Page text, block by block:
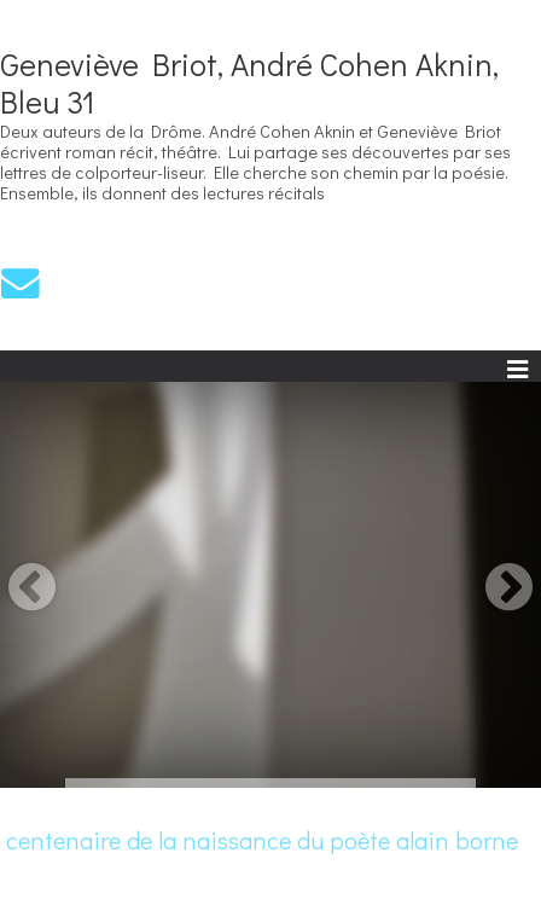
Geneviève Briot, André Cohen Aknin,
Bleu 31
Deux auteurs de la Drôme. André Cohen Aknin et Geneviève Briot
écrivent roman récit, théâtre. Lui partage ses découvertes par ses
lettres de colporteur-liseur. Elle cherche son chemin par la poésie.
Ensemble, ils donnent des lectures récitals
centenaire de la naissance du poète alain borne